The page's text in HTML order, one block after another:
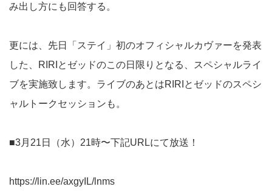
み出し方にも回答する。
更には、先日「ステイ」初のオフィシャルカヴァーを発表
した、RIRIとゼッドのこの日限りとなる、スペシャルライ
ブを実施致します。ライブのあとはRIRIとゼッドのスペシ
ャルトークセッションも。
■3月21日（水）21時〜下記URLにて放送！
https://lin.ee/axgyIL/lnms